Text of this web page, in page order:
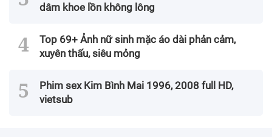
dâm khoe lồn không lông
Top 69+ Ảnh nữ sinh mặc áo dài phản cảm,
xuyên thấu, siêu mỏng
Phim sex Kim Bình Mai 1996, 2008 full HD,
vietsub